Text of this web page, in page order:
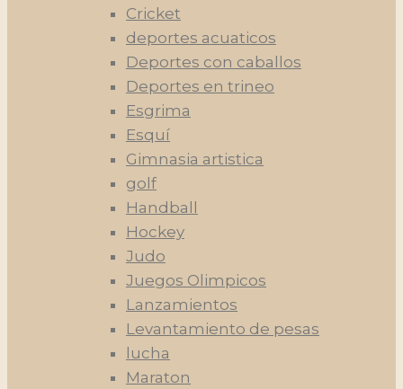
Cricket
deportes acuaticos
Deportes con caballos
Deportes en trineo
Esgrima
Esquí
Gimnasia artistica
golf
Handball
Hockey
Judo
Juegos Olimpicos
Lanzamientos
Levantamiento de pesas
lucha
Maraton